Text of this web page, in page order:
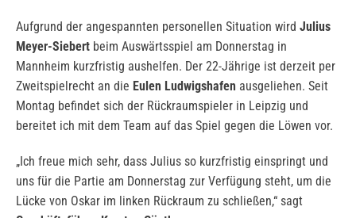
Aufgrund der angespannten personellen Situation wird Julius
Meyer-Siebert beim Auswärtsspiel am Donnerstag in
Mannheim kurzfristig aushelfen. Der 22-Jährige ist derzeit per
Zweitspielrecht an die Eulen Ludwigshafen ausgeliehen. Seit
Montag befindet sich der Rückraumspieler in Leipzig und
bereitet ich mit dem Team auf das Spiel gegen die Löwen vor.
„Ich freue mich sehr, dass Julius so kurzfristig einspringt und
uns für die Partie am Donnerstag zur Verfügung steht, um die
Lücke von Oskar im linken Rückraum zu schließen,“ sagt